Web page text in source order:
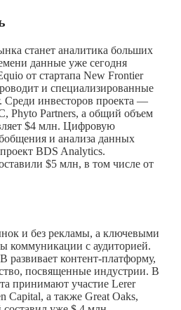
станет аналитика больших
данные уже сегодня
от стартапа New Frontier
и специализированные
Среди инвесторов проекта —
Phyto Partners, а общий объем
$4 млн. Цифровую
и анализа данных
BDS Analytics.
$5 млн, в том числе от
и без рекламы, а ключевыми
коммуникации с аудиторией.
развивает контент-платформу,
посвященные индустрии. В
принимают участие Lerer
Capital, а также Great Oaks,